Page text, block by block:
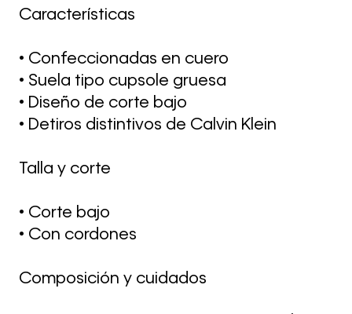
Características
• Confeccionadas en cuero
• Suela tipo cupsole gruesa
• Diseño de corte bajo
• Detiros distintivos de Calvin Klein
Talla y corte
• Corte bajo
• Con cordones
Composición y cuidados